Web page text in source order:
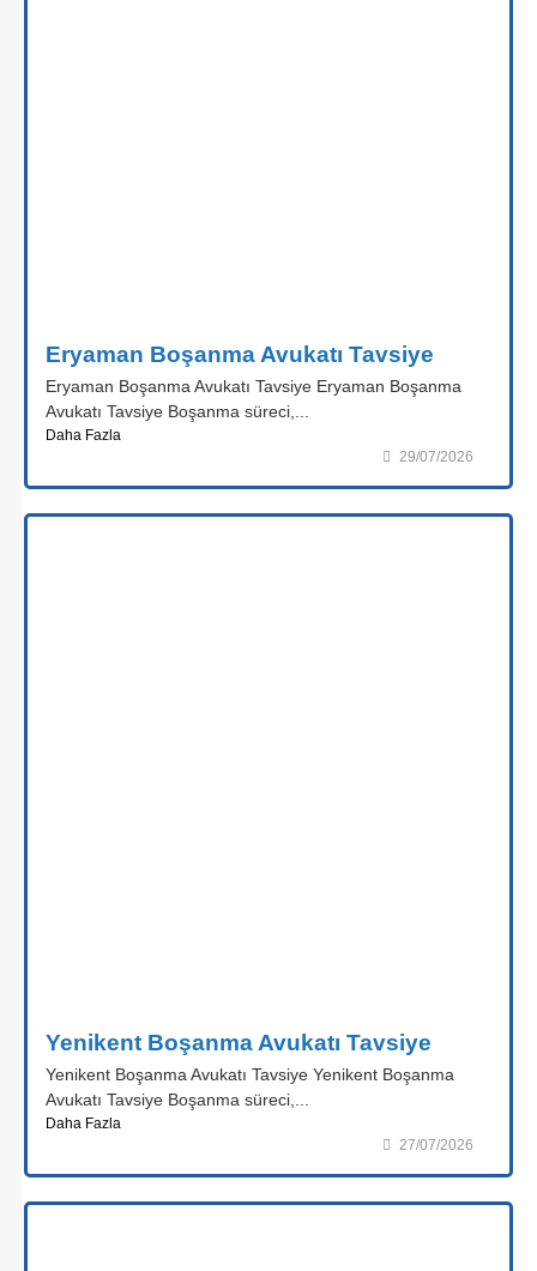
Eryaman Boşanma Avukatı Tavsiye
Eryaman Boşanma Avukatı Tavsiye Eryaman Boşanma
Avukatı Tavsiye Boşanma süreci,...
Daha Fazla
29/07/2026
Yenikent Boşanma Avukatı Tavsiye
Yenikent Boşanma Avukatı Tavsiye Yenikent Boşanma
Avukatı Tavsiye Boşanma süreci,...
Daha Fazla
27/07/2026